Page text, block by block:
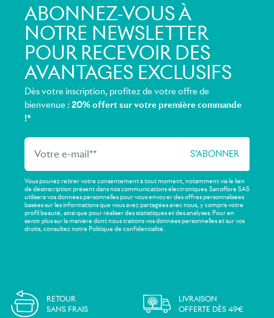
ABONNEZ-VOUS À
NOTRE NEWSLETTER
POUR RECEVOIR DES
AVANTAGES EXCLUSIFS
Dès votre inscription, profitez de votre offre de
bienvenue : 20% offert sur votre première commande
!*
Vous pouvez retirer votre consentement à tout moment, notamment via le lien
de désinscription présent dans nos communications électroniques. Sanoflore SAS
utilisera vos données personnelles pour vous envoyer des offres personnalisées
basées sur les informations que vous avez partagées avec nous, y compris votre
profil beauté, ainsi que pour réaliser des statistiques et des analyses. Pour en
savoir plus sur la manière dont nous traitons vos données personnelles et sur vos
droits, consultez notre Politique de confidentialité .
RETOUR
SANS FRAIS
LIVRAISON
OFFERTE DÈS 49€